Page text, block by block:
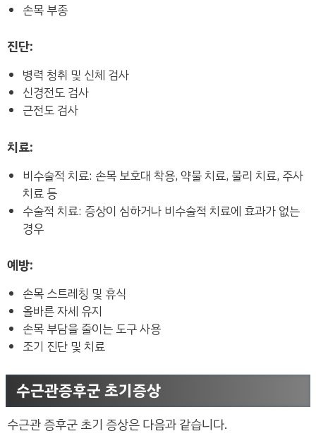
손목 부종
진단:
병력 청취 및 신체 검사
신경전도 검사
근전도 검사
치료:
비수술적 치료: 손목 보호대 착용, 약물 치료, 물리 치료, 주사
치료 등
수술적 치료: 증상이 심하거나 비수술적 치료에 효과가 없는
경우
예방:
손목 스트레칭 및 휴식
올바른 자세 유지
손목 부담을 줄이는 도구 사용
조기 진단 및 치료
수근관증후군 초기증상
수근관 증후군 초기 증상은 다음과 같습니다.